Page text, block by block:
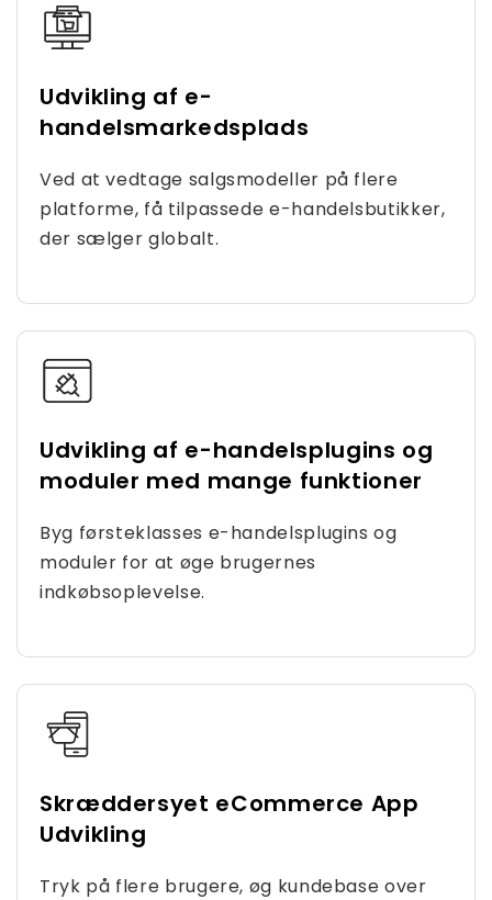
Udvikling af e-
handelsmarkedsplads
Ved at vedtage salgsmodeller på flere
platforme, få tilpassede e-handelsbutikker,
der sælger globalt.
Udvikling af e-handelsplugins og
moduler med mange funktioner
Byg førsteklasses e-handelsplugins og
moduler for at øge brugernes
indkøbsoplevelse.
Skræddersyet eCommerce App
Udvikling
Tryk på flere brugere, øg kundebase over